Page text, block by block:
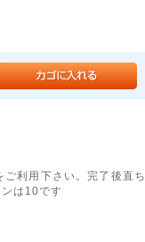
利用下さい。完了後直ち
は10です